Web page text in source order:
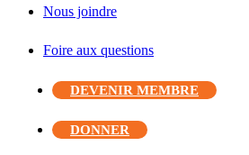
Nous joindre
Foire aux questions
DEVENIR MEMBRE
DONNER